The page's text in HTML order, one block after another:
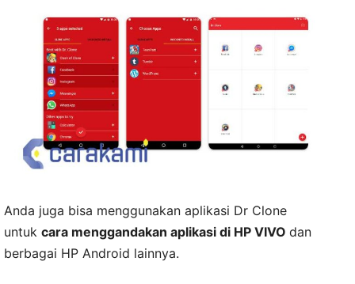
Anda juga bisa menggunakan aplikasi Dr Clone
untuk cara menggandakan aplikasi di HP VIVO dan
berbagai HP Android lainnya.